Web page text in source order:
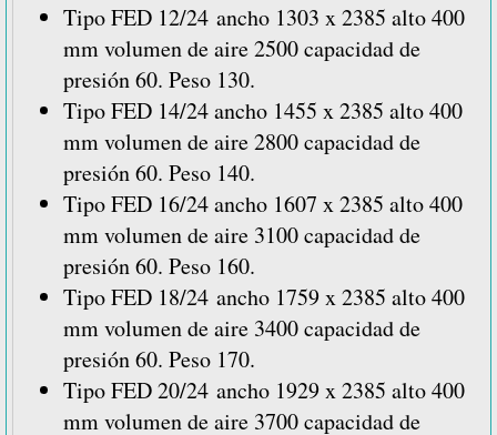
Tipo FED 12/24 ancho 1303 x 2385 alto 400
mm volumen de aire 2500 capacidad de
presión 60. Peso 130.
Tipo FED 14/24 ancho 1455 x 2385 alto 400
mm volumen de aire 2800 capacidad de
presión 60. Peso 140.
Tipo FED 16/24 ancho 1607 x 2385 alto 400
mm volumen de aire 3100 capacidad de
presión 60. Peso 160.
Tipo FED 18/24 ancho 1759 x 2385 alto 400
mm volumen de aire 3400 capacidad de
presión 60. Peso 170.
Tipo FED 20/24 ancho 1929 x 2385 alto 400
mm volumen de aire 3700 capacidad de